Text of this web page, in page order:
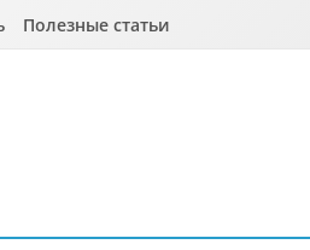
Полезные статьи